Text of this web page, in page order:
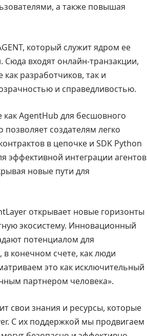
а также повышая
который служит ядром ее
входят онлайн-транзакции,
разработчиков, так и
и справедливостью.
AgentHub для бесшовного
создателям легко
в цепочке и SDK Python
эффективной интеграции агентов
новые пути для
открывает новые горизонты
экосистему. Инновационный
потенциалом для
в конечном счете, как люди
это как исключительный
партнером человека».
свои знания и ресурсы, которые
С их поддержкой мы продвигаем